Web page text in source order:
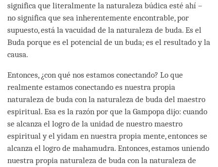
significa que literalmente la naturaleza búdica esté ahí –
no significa que sea inherentemente encontrable, por
supuesto, está la vacuidad de la naturaleza de buda. Es el
Buda porque es el potencial de un buda; es el resultado y la
causa.
Entonces, ¿con qué nos estamos conectando? Lo que
realmente estamos conectando es nuestra propia
naturaleza de buda con la naturaleza de buda del maestro
espiritual. Esa es la razón por que la Gampopa dijo: cuando
se alcanza el logro de la unidad de nuestro maestro
espiritual y el yidam en nuestra propia mente, entonces se
alcanza el logro de mahamudra. Entonces, estamos uniendo
nuestra propia naturaleza de buda con la naturaleza de